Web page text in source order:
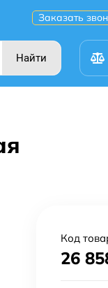
Заказать
Найти
Код
26